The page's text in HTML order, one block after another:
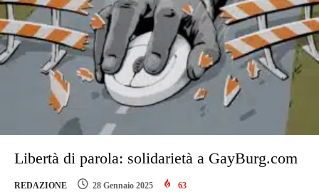
Libertà di parola: solidarietà a GayBurg.com
REDAZIONE 28 Gennaio 2025 63